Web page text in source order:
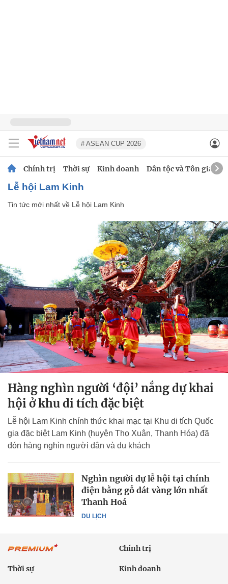
# ASEAN CUP 2026
Chính trị Thời sự Kinh doanh Dân tộc và Tôn giáo
Lễ hội Lam Kinh
Tin tức mới nhất về Lễ hội Lam Kinh
Hàng nghìn người ‘đội’ nắng dự khai
hội ở khu di tích đặc biệt
Lễ hội Lam Kinh chính thức khai mạc tại Khu di tích Quốc
gia đặc biệt Lam Kinh (huyện Thọ Xuân, Thanh Hóa) đã
đón hàng nghìn người dân và du khách
DU LỊCH
Nghìn người dự lễ hội tại chính
điện bằng gỗ dát vàng lớn nhất
Thanh Hoá
Chính trị
Thời sự Kinh doanh